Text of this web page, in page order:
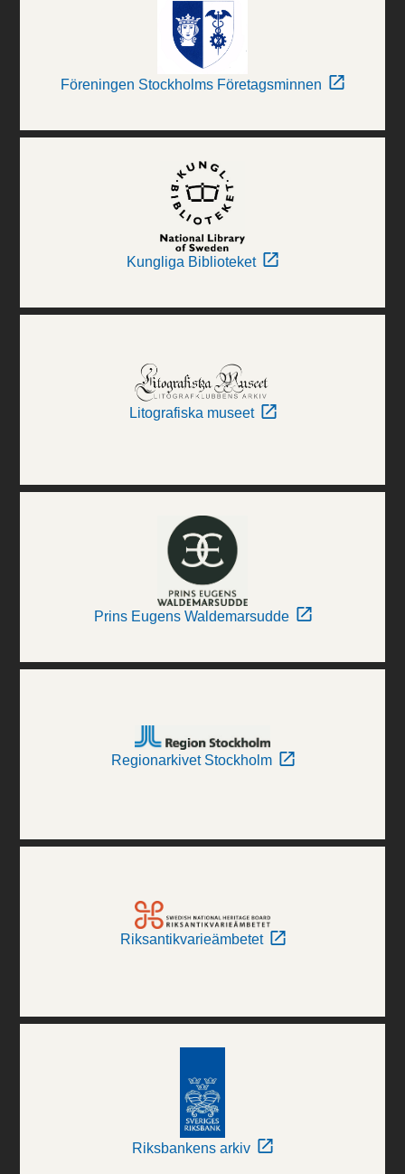
Föreningen Stockholms Företagsminnen
Kungliga Biblioteket
Litografiska museet
Prins Eugens Waldemarsudde
Regionarkivet Stockholm
Riksantikvarieämbetet
Riksbankens arkiv